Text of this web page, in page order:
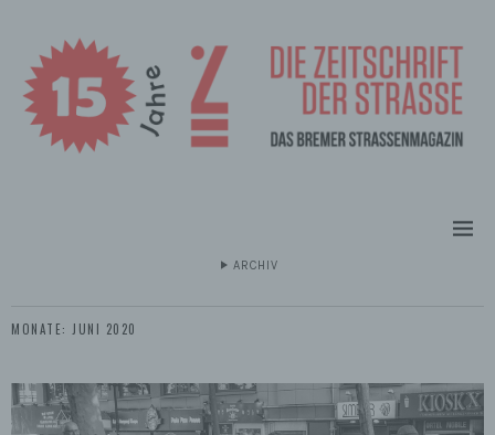
ARCHIV
MONATE: JUNI 2020